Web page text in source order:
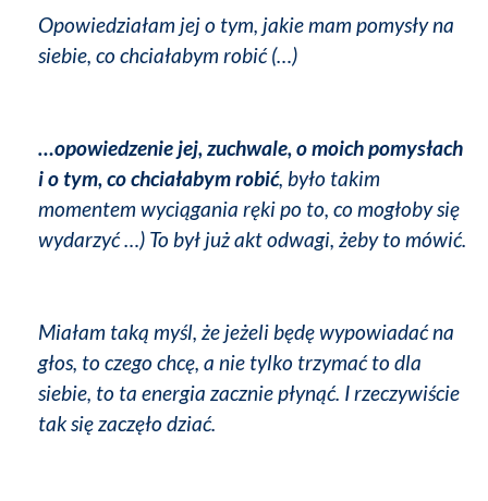
Opowiedziałam jej o tym, jakie mam pomysły na
siebie, co chciałabym robić (…)
…opowiedzenie jej, zuchwale, o moich pomysłach
i o tym, co chciałabym robić, było takim
momentem wyciągania ręki po to, co mogłoby się
wydarzyć …) To był już akt odwagi, żeby to mówić.
Miałam taką myśl, że jeżeli będę wypowiadać na
głos, to czego chcę, a nie tylko trzymać to dla
siebie, to ta energia zacznie płynąć. I rzeczywiście
tak się zaczęło dziać.